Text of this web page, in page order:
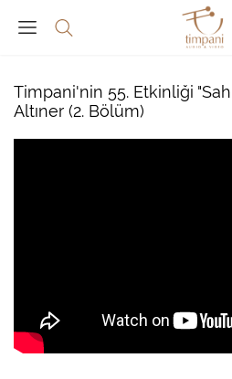
Timpani'nin 55. Etkinliği
Altıner (2. Bölüm)